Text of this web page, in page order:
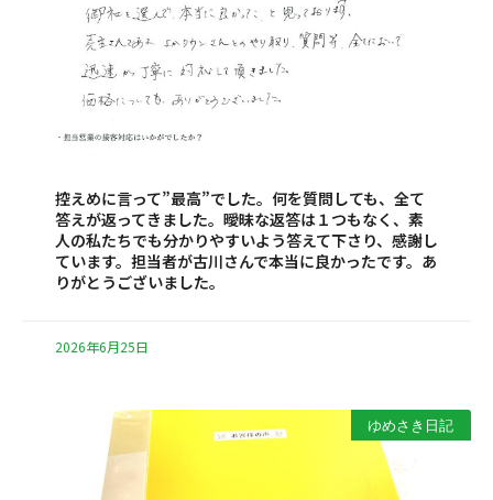
控えめに言って”最高”でした。何を質問しても、全て
答えが返ってきました。曖昧な返答は１つもなく、素
人の私たちでも分かりやすいよう答えて下さり、感謝し
ています。担当者が古川さんで本当に良かったです。あ
りがとうございました。
2026年6月25日
ゆめさき日記